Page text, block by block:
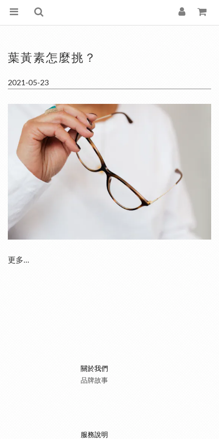
葉黃素怎麼挑？
2021-05-23
更多...
關於我們
品牌故事
服務說明